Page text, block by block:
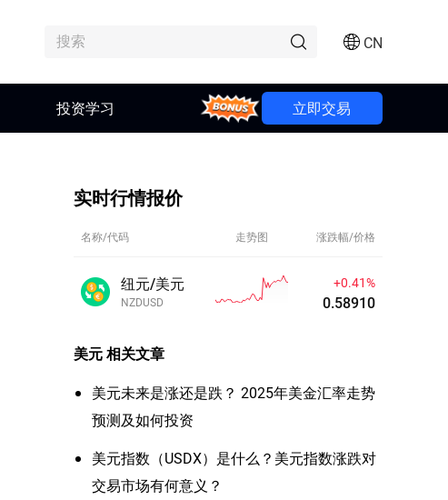
CN
投资学习 Bonus 立即交易
实时行情报价
名称/代码 走势图 涨跌幅/价格
纽元/美元
NZDUSD
+0.41%
0.58910
美元相关文章
美元未来是涨还是跌？ 2025年美金汇率走势
预测及如何投资
美元指数（USDX）是什么？美元指数涨跌对
交易市场有何意义？